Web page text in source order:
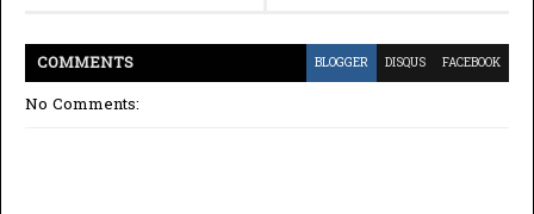
COMMENTS BLOGGER DISQUS FACEBOOK
No Comments: